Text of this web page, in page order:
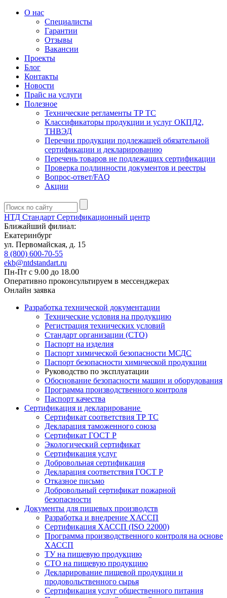
О нас
Специалисты
Гарантии
Отзывы
Вакансии
Проекты
Блог
Контакты
Новости
Прайс на услуги
Полезное
Технические регламенты ТР ТС
Классификаторы продукции и услуг ОКПД2,
ТНВЭД
Перечни продукции подлежащей обязательной
сертификации и декларированию
Перечень товаров не подлежащих сертификации
Проверка подлинности документов и реестры
Вопрос-ответ/FAQ
Акции
НТД Стандарт Сертификационный центр
Ближайший филиал:
Екатеринбург
ул. Первомайская, д. 15
8 (800) 600-70-55
ekb@ntdstandart.ru
Пн-Пт с 9.00 до 18.00
Оперативно проконсультируем в мессенджерах
Онлайн заявка
Разработка технической документации
Технические условия на продукцию
Регистрация технических условий
Стандарт организации (СТО)
Паспорт на изделия
Паспорт химической безопасности МСДС
Паспорт безопасности химической продукции
Руководство по эксплуатации
Обоснование безопасности машин и оборудования
Программа производственного контроля
Паспорт качества
Сертификация и декларирование
Сертификат соответствия ТР ТС
Декларация таможенного союза
Сертификат ГОСТ Р
Экологический сертификат
Сертификация услуг
Добровольная сертификация
Декларация соответствия ГОСТ Р
Отказное письмо
Добровольный сертификат пожарной
безопасности
Документы для пищевых производств
Разработка и внедрение ХАССП
Сертификация ХАССП (ISO 22000)
Программа производственного контроля на основе
ХАССП
ТУ на пищевую продукцию
СТО на пищевую продукцию
Декларирование пищевой продукции и
продовольственного сырья
Сертификация услуг общественного питания